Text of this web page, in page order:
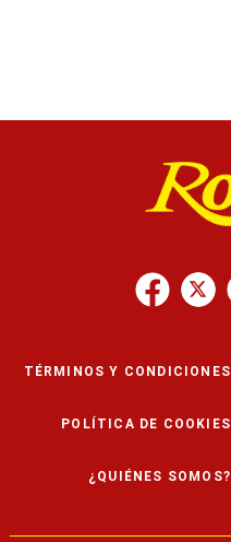
TÉRMINOS Y CONDICIONES
POLÍTICA DE COOKIES
¿QUIÉNES SOMOS?